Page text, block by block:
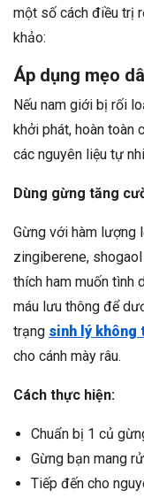
một số cách điều trị
khảo:
Áp dụng mẹo
Nếu nam giới bị rối
khởi phát, hoàn toàn
các nguyên liệu tự
Dùng gừng tăng
Gừng với hàm lượng
zingiberene,
thích ham muốn tình
máu lưu thông để
trạng sinh lý không
cho cánh mày râu.
Cách thực hiện:
Chuẩn bị 1 củ
Gừng bạn mang
Tiếp đến cho